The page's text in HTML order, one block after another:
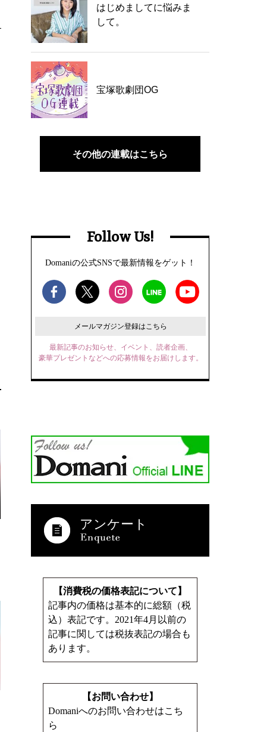
はじめましてに悩みま
して。
宝塚歌劇団OG
その他の連載はこちら
Follow Us!
Domaniの公式SNSで最新情報をゲット！
メールマガジン登録はこちら
最新記事のお知らせ、イベント、読者企画、
豪華プレゼントなどへの応募情報をお届けします。
アンケート
【消費税の価格表記について】
記事内の価格は基本的に総額（税
込）表記です。2021年4月以前の
記事に関しては税抜表記の場合も
あります。
【お問い合わせ】
Domaniへのお問い合わせはこち
ら